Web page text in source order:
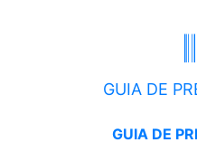
GUIA DE
GUIA DE